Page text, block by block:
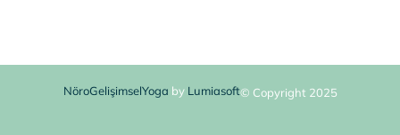
NöroGelişimselYoga by Lumiasoft© Copyright 2025